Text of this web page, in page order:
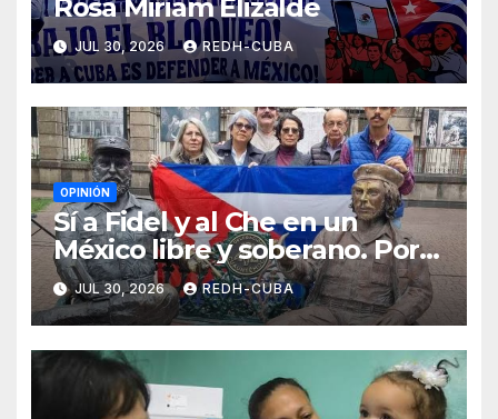
Rosa Miriam Elizalde
JUL 30, 2026 REDH-CUBA
OPINIÓN
Sí a Fidel y al Che en un
México libre y soberano. Por
Luis Manuel Arce Issac
JUL 30, 2026 REDH-CUBA